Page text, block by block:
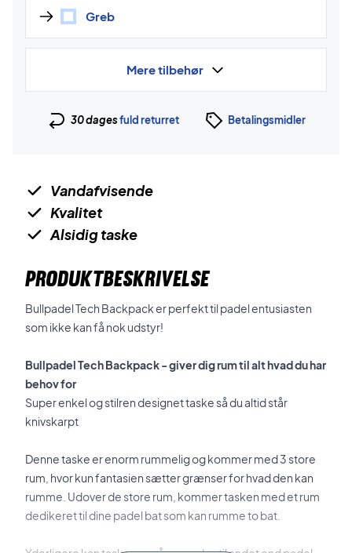
Greb
Mere tilbehør
30 dagesfuld returret Betalingsmidler
Vandafvisende
Kvalitet
Alsidig taske
PRODUKTBESKRIVELSE
Bullpadel Tech Backpack er perfekt til padel entusiasten
som ikke kan få nok udstyr!
Bullpadel Tech Backpack - giver dig rum til alt hvad du har
behov for
Super enkel og stilren designet taske så du altid står
knivskarpt
Denne taske er enorm rummelig og kommer med 3 store
rum, hvor kun fantasien sætter grænser for hvad den kan
rumme. Udover de store rum, kommer tasken med et rum
dedikeret til dine padel bat som kan rumme to bat.